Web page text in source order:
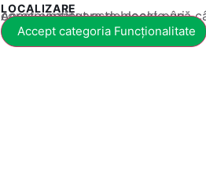
LOCALIZARE
Acest conținut este blocat până când acceptați categoria corespunzătoare de cookie-uri.
Accept categoria Funcționalitate